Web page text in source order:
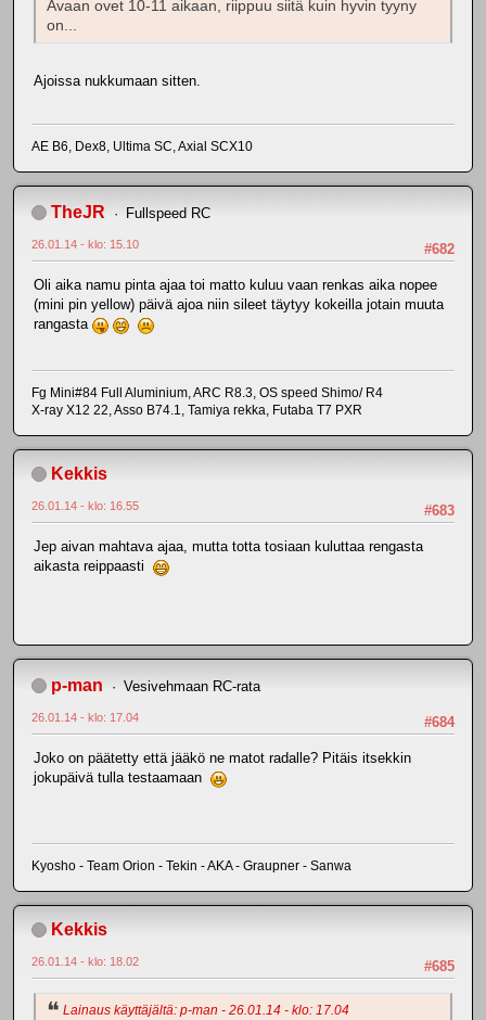
Avaan ovet 10-11 aikaan, riippuu siitä kuin hyvin tyyny
on...
Ajoissa nukkumaan sitten.
AE B6, Dex8, Ultima SC, Axial SCX10
TheJR Fullspeed RC
#682
26.01.14 - klo: 15.10
Oli aika namu pinta ajaa toi matto kuluu vaan renkas aika nopee
(mini pin yellow) päivä ajoa niin sileet täytyy kokeilla jotain muuta
rangasta
Fg Mini#84 Full Aluminium, ARC R8.3, OS speed Shimo/ R4
X-ray X12 22, Asso B74.1, Tamiya rekka, Futaba T7 PXR
Kekkis
#683
26.01.14 - klo: 16.55
Jep aivan mahtava ajaa, mutta totta tosiaan kuluttaa rengasta
aikasta reippaasti
p-man Vesivehmaan RC-rata
#684
26.01.14 - klo: 17.04
Joko on päätetty että jääkö ne matot radalle? Pitäis itsekkin
jokupäivä tulla testaamaan
Kyosho - Team Orion - Tekin - AKA - Graupner - Sanwa
Kekkis
#685
26.01.14 - klo: 18.02
Lainaus käyttäjältä: p-man - 26.01.14 - klo: 17.04